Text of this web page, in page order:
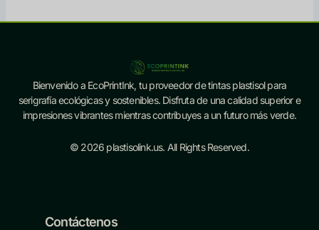
Bienvenido a EcoPrintInk, tu proveedor de tintas plastisol para
serigrafía ecológicas y sostenibles. Disfruta de una calidad superior e
impresiones vibrantes mientras contribuyes a un futuro más verde.
© 2026 plastisolink.us. All Rights Reserved.
Contáctenos